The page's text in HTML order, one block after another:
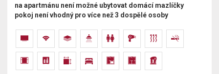
na apartmánu není možné ubytovat domácí mazlíčky
pokoj není vhodný pro více než 3 dospělé osoby